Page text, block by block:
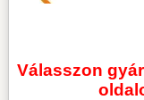
Válasszon